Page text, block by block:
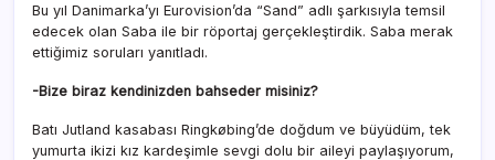
Bu yıl Danimarka’yı Eurovision’da “Sand” adlı şarkısıyla temsil
edecek olan Saba ile bir röportaj gerçekleştirdik. Saba merak
ettiğimiz soruları yanıtladı.
-Bize biraz kendinizden bahseder misiniz?
Batı Jutland kasabası Ringkøbing’de doğdum ve büyüdüm, tek
yumurta ikizi kız kardeşimle sevgi dolu bir aileyi paylaşıyorum,